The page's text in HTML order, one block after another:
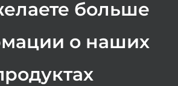
больше
о наших